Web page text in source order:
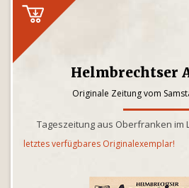
Helmbrechtser
Originale Zeitung vom
Tageszeitung aus Oberfranken im
letztes verfügbares Originalexemplar!